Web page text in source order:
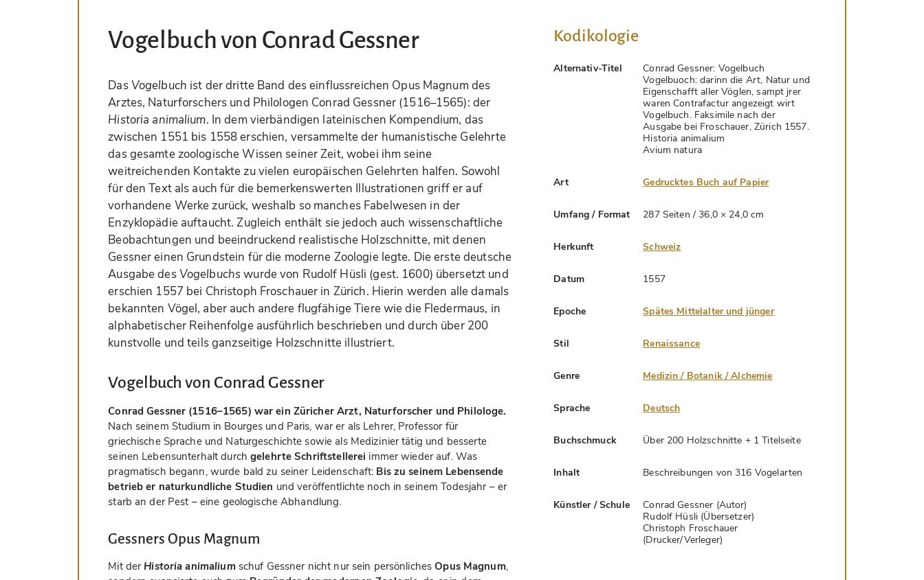
Vogelbuch von Conrad Gessner
DasVogelbuch ist der dritte Band des einflussreichen Opus Magnum des
Arztes, Naturforschers und Philologen Conrad Gessner (1516–1565): der
Historia animalium. In dem vierbändigen lateinischen Kompendium, das
zwischen 1551 bis 1558 erschien, versammelte der humanistische Gelehrte
das gesamte zoologische Wissen seiner Zeit, wobei ihm seine
weitreichenden Kontakte zu vielen europäischen Gelehrten halfen. Sowohl
für den Text als auch für die bemerkenswerten Illustrationen griff er auf
vorhandene Werke zurück, weshalb so manches Fabelwesen in der
Enzyklopädie auftaucht. Zugleich enthält sie jedoch auch wissenschaftliche
Beobachtungen und beeindruckend realistische Holzschnitte, mit denen
Gessner einen Grundstein für die moderne Zoologie legte. Die erste deutsche
Ausgabe desVogelbuchswurde von Rudolf Hüsli (gest. 1600) übersetzt und
erschien 1557 bei Christoph Froschauer in Zürich. Hierin werden alle damals
bekannten Vögel, aber auch andere flugfähige Tiere wie die Fledermaus, in
alphabetischer Reihenfolge ausführlich beschrieben und durch über 200
kunstvolle und teils ganzseitige Holzschnitte illustriert.
Vogelbuch von Conrad Gessner
Conrad Gessner (1516–1565) war ein Züricher Arzt, Naturforscher und Philologe.
Nach seinem Studium in Bourges und Paris, war er als Lehrer, Professor für
griechische Sprache und Naturgeschichte sowie als Medizinier tätig und besserte
seinen Lebensunterhalt durchgelehrte Schriftstellerei immer wieder auf. Was
pragmatisch begann, wurde bald zu seiner Leidenschaft: Bis zu seinem Lebensende
betrieb er naturkundliche Studien und veröffentlichte noch in seinem Todesjahr – er
starb an der Pest – eine geologische Abhandlung.
Gessners Opus Magnum
Mit der Historia animaliumschuf Gessner nicht nur sein persönlichesOpus Magnum,
Kodikologie
Alternativ-Titel
Conrad Gessner: Vogelbuch
Vogelbuoch: darinn die Art, Natur und
Eigenschafft aller Vöglen, sampt jrer
waren Contrafactur angezeigt wirt
Vogelbuch. Faksimile nach der
Ausgabe bei Froschauer, Zürich 1557.
Historia animalium
Avium natura
Art Gedrucktes Buch auf Papier
Umfang / Format 287 Seiten / 36,0 × 24,0 cm
Herkunft Schweiz
Datum 1557
Epoche Spätes Mittelalter und jünger
Stil Renaissance
Genre Medizin / Botanik / Alchemie
Sprache Deutsch
Buchschmuck Über 200 Holzschnitte + 1 Titelseite
Inhalt Beschreibungen von 316 Vogelarten
Künstler / Schule
Conrad Gessner (Autor)
Rudolf Hüsli (Übersetzer)
Christoph Froschauer
(Drucker/Verleger)